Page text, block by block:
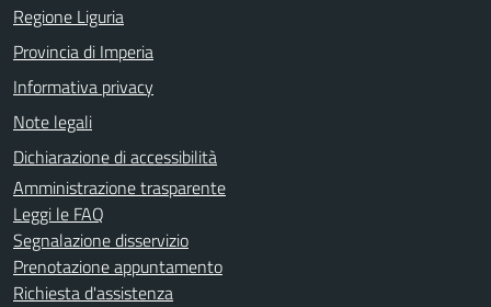
Regione Liguria
Provincia di Imperia
Informativa privacy
Note legali
Dichiarazione di accessibilità
Amministrazione trasparente
Leggi le FAQ
Segnalazione disservizio
Prenotazione appuntamento
Richiesta d'assistenza